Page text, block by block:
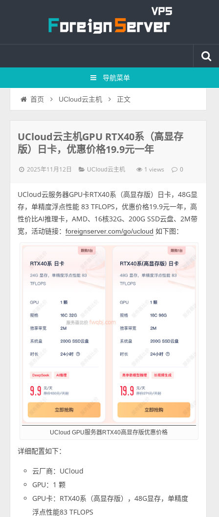
导航菜单
首页 UCloud云主机 正文
UCloud云主机GPU RTX40系（高显存
版）日卡，优惠价格19.9元一年
2025年11月12日 UCloud云主机 1 views 0
UCloud云服务器GPU卡RTX40系（高显存版）日卡，48G显
存，单精度浮点性能 83 TFLOPS，优惠价格19.9元一年，高
性价比AI推理卡，AMD、16核32G、200G SSD云盘、2M带
宽，活动链接：foreignserver.com/go/ucloud 如下图：
UCloud GPU服务器RTX40高显存版优惠价格
详细配置如下：
云厂商：UCloud
GPU：1 颗
GPU卡：RTX40系（高显存版），48G显存，单精度
浮点性能83 TFLOPS